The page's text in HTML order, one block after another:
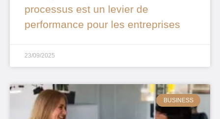
processus est un levier de
performance pour les entreprises
23/09/2025
BUSINESS